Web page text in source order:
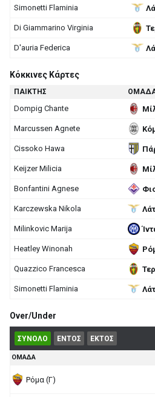
Simonetti Flaminia
Di Giammarino Virginia
D'auria Federica
Κόκκινες Κάρτες
ΠΑΙΚΤΗΣ
Dompig Chante
Marcussen Agnete
Cissoko Hawa
Keijzer Milicia
Bonfantini Agnese
Karczewska Nikola
Milinkovic Marija
Heatley Winonah
Quazzico Francesca
Simonetti Flaminia
Over/Under
ΣΥΝΟΛΟ ΕΝΤΟΣ ΕΚΤΟΣ
ΟΜΑΔΑ
Ρόμα (Γ)